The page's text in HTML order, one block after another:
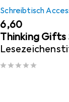
Schreibtisch
EUR
6,60
Thinking Gifts